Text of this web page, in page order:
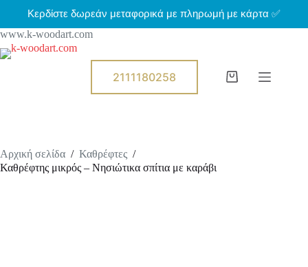
Κερδίστε δωρεάν μεταφορικά με πληρωμή με κάρτα ✅
www.k-woodart.com
τ
ά
ε
ρ
2111180258
Shopping
Αρχική σελίδα / Καθρέφτες /
Καθρέφτης μικρός – Νησιώτικα σπίτια με καράβι